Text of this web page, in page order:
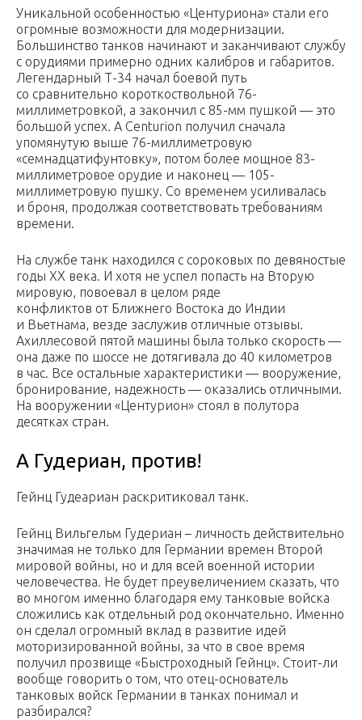
Уникальной особенностью «Центуриона» стали его
огромные возможности для модернизации.
Большинство танков начинают и заканчивают службу
с орудиями примерно одних калибров и габаритов.
Легендарный Т-34 начал боевой путь
со сравнительно короткоствольной 76-
миллиметровкой, а закончил с 85-мм пушкой — это
большой успех. А Centurion получил сначала
упомянутую выше 76-миллиметровую
«семнадцатифунтовку», потом более мощное 83-
миллиметровое орудие и наконец — 105-
миллиметровую пушку. Со временем усиливалась
и броня, продолжая соответствовать требованиям
времени.
На службе танк находился с сороковых по девяностые
годы XX века. И хотя не успел попасть на Вторую
мировую, повоевал в целом ряде
конфликтов от Ближнего Востока до Индии
и Вьетнама, везде заслужив отличные отзывы.
Ахиллесовой пятой машины была только скорость —
она даже по шоссе не дотягивала до 40 километров
в час. Все остальные характеристики — вооружение,
бронирование, надежность — оказались отличными.
На вооружении «Центурион» стоял в полутора
десятках стран.
А Гудериан, против!
Гейнц Гудеариан раскритиковал танк.
Гейнц Вильгельм Гудериан – личность действительно
значимая не только для Германии времен Второй
мировой войны, но и для всей военной истории
человечества. Не будет преувеличением сказать, что
во многом именно благодаря ему танковые войска
сложились как отдельный род окончательно. Именно
он сделал огромный вклад в развитие идей
моторизированной войны, за что в свое время
получил прозвище «Быстроходный Гейнц». Стоит-ли
вообще говорить о том, что отец-основатель
танковых войск Германии в танках понимал и
разбирался?